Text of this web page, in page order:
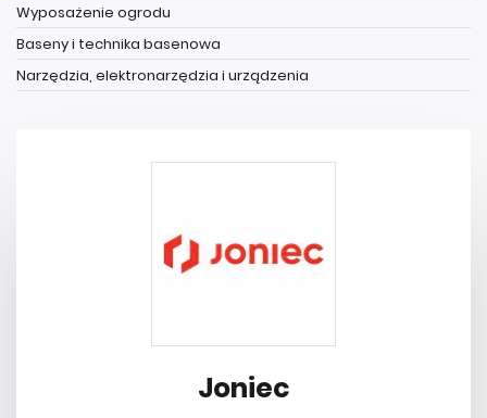
Wyposażenie ogrodu
Baseny i technika basenowa
Narzędzia, elektronarzędzia i urządzenia
Joniec